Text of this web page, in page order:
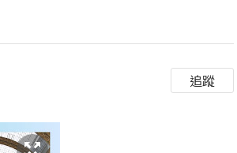
追蹤